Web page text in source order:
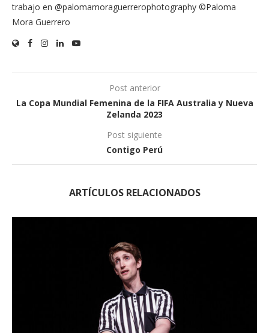
trabajo en @palomamoraguerrerophotography ©Paloma
Mora Guerrero
Post anterior
La Copa Mundial Femenina de la FIFA Australia y Nueva
Zelanda 2023
Post siguiente
Contigo Perú
ARTÍCULOS RELACIONADOS